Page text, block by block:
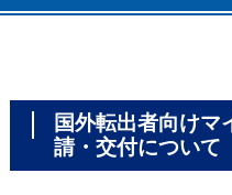
国外転出者向けマ
請・交付について